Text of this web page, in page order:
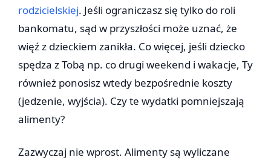
rodzicielskiej. Jeśli ograniczasz się tylko do roli
bankomatu, sąd w przyszłości może uznać, że
więź z dzieckiem zanikła. Co więcej, jeśli dziecko
spędza z Tobą np. co drugi weekend i wakacje, Ty
również ponosisz wtedy bezpośrednie koszty
(jedzenie, wyjścia). Czy te wydatki pomniejszają
alimenty?
Zazwyczaj nie wprost. Alimenty są wyliczane